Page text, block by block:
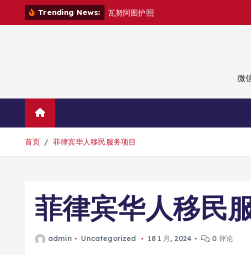
Trending News: 瓦努阿图护照
微
首页 菲律宾华人移民服务项目
菲律宾华人移民
admin Uncategorized 18 1 月, 2024 0 评论